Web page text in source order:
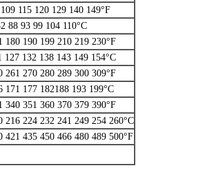
115 120 129 140 149°F
88 93 99 104 110°C
180 190 199 210 219 230°F
127 132 138 143 149 154°C
261 270 280 289 300 309°F
171 177 182188 193 199°C
340 351 360 370 379 390°F
216 224 232 241 249 254 260°C
421 435 450 466 480 489 500°F